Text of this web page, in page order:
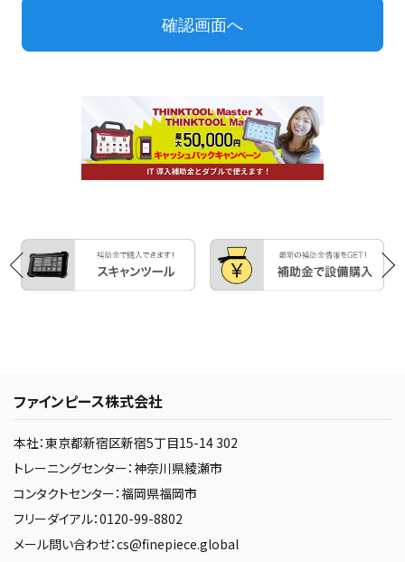
ファインピース株式会社
本社：東京都新宿区新宿5丁目15-14 302
トレーニングセンター：神奈川県綾瀬市
コンタクトセンター：福岡県福岡市
フリーダイアル：0120-99-8802
メール問い合わせ：cs@finepiece.global